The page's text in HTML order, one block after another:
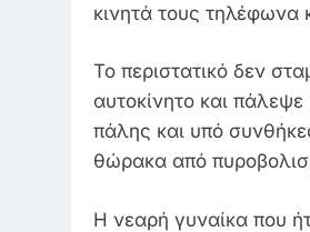
κινητά τους τηλέφωνα
Το περιστατικό δεν
αυτοκίνητο και
πάλης και υπό
θώρακα από
Η νεαρή γυναίκα που